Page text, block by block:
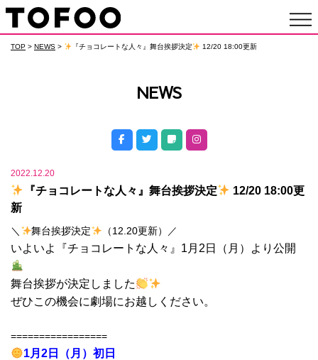
TOP > NEWS > 『チョコレートな人々』舞台挨拶決定 12/20 18:00更新
NEWS
2022.12.20
『チョコレートな人々』舞台挨拶決定
12/20 18:00更
新
＼ 舞台挨拶決定 （12.20更新）／
いよいよ『チョコレートな人々』1月2日（月）より公開
舞台挨拶が決定しました
ぜひこの機会に劇場にお越しください。
=================
1月2日（月）初日